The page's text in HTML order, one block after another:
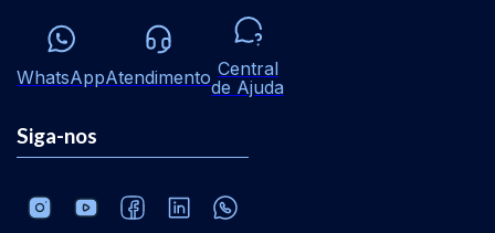
WhatsAppAtendimento Central
de Ajuda
Siga-nos